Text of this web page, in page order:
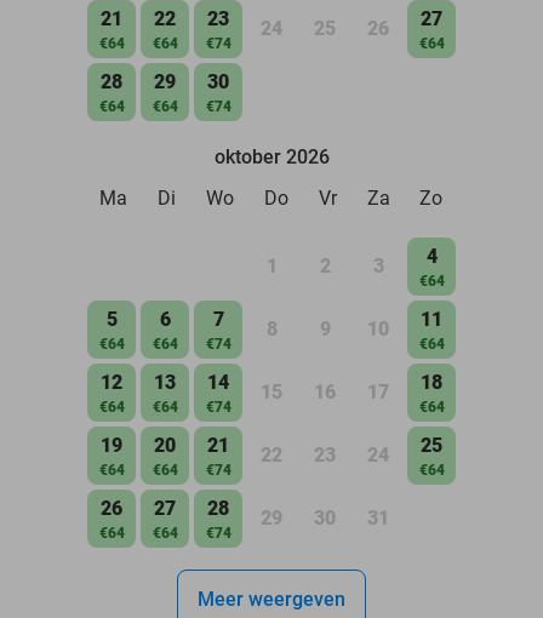
21
€64
22
€64
23
€74
24 25 26 27
€64
28
€64
29
€64
30
€74
oktober 2026
Ma
Di Wo Do Vr Za Zo
1 2 3 4
€64
5
€64
6
€64
7
€74
8 9 10 11
€64
12
€64
13
€64
14
€74
15 16 17 18
€64
19
€64
20
€64
21
€74
22 23 24 25
€64
26
€64
27
€64
28
€74
29 30 31
Meer weergeven